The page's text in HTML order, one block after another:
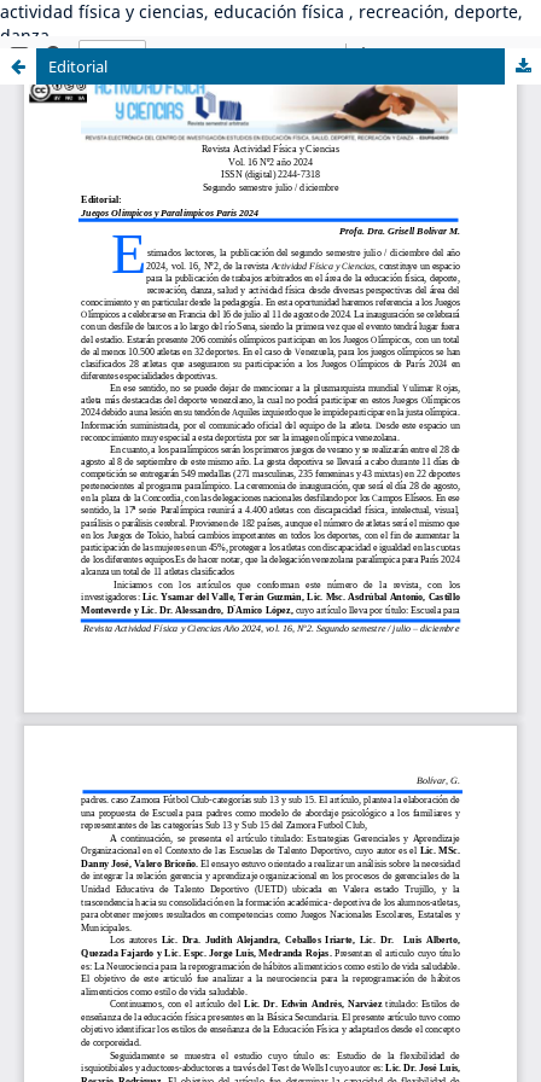
actividad física y ciencias, educación física , recreación, deporte,
danza
Editorial